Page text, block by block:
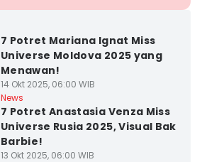
7 Potret Mariana Ignat Miss
Universe Moldova 2025 yang
Menawan!
14 Okt 2025, 06:00 WIB
News
7 Potret Anastasia Venza Miss
Universe Rusia 2025, Visual Bak
Barbie!
13 Okt 2025, 06:00 WIB